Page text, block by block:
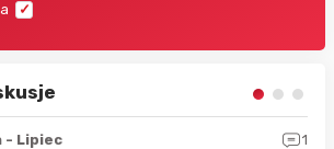
- Lipiec
1